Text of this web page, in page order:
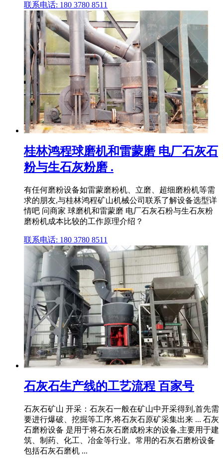
联系电话: 180 3780 8511
桂林鸿程球磨机和雷蒙磨 电厂石灰石
粉与生石灰粉磨 .
有任何磨粉设备如雷蒙磨粉机、立磨、超细磨粉机等需
求的朋友,与桂林鸿程矿山机械公司联系了解设备选型详
情吧 问商家 球磨机和雷蒙磨 电厂石灰石粉与生石灰粉
磨粉机成本比较的工作原理介绍？
联系电话: 180 3780 8511
石灰石生产线的工艺流程 百家号
石灰石矿山 开采：石灰石一般在矿山中开采得到,首先需
要进行爆破、挖掘等工序,将石灰石原矿采集出来 ... 石灰
石磨粉设备 是用于将石灰石磨成粉末的设备,主要用于建
筑、制药、化工、冶金等行业。常用的石灰石磨粉设备
包括石灰石磨机 ...